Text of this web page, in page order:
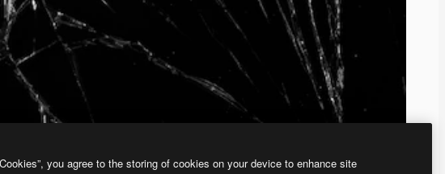
you agree to the storing of cookies on your device to enhance site